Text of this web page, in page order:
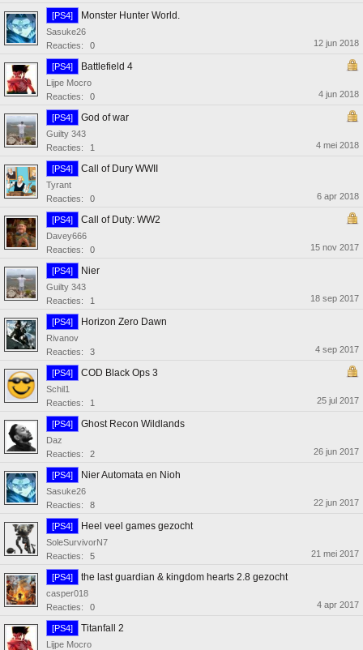
[PS4] Monster Hunter World.
Sasuke26
Reacties:
0 12 jun 2018
[PS4] Battlefield 4
Lijpe Mocro
Reacties:
0 4 jun 2018
[PS4] God of war
Guilty 343
Reacties:
1 4 mei 2018
[PS4] Call of Dury WWII
Tyrant
Reacties:
0 6 apr 2018
[PS4] Call of Duty: WW2
Davey666
Reacties:
0 15 nov 2017
[PS4] Nier
Guilty 343
Reacties:
1 18 sep 2017
[PS4] Horizon Zero Dawn
Rivanov
Reacties:
3 4 sep 2017
[PS4] COD Black Ops 3
Schil1
Reacties:
1 25 jul 2017
[PS4] Ghost Recon Wildlands
Daz
Reacties:
2 26 jun 2017
[PS4] Nier Automata en Nioh
Sasuke26
Reacties:
8 22 jun 2017
[PS4] Heel veel games gezocht
SoleSurvivorN7
Reacties:
5 21 mei 2017
[PS4] the last guardian & kingdom hearts 2.8 gezocht
casper018
Reacties:
0 4 apr 2017
[PS4] Titanfall 2
Lijpe Mocro